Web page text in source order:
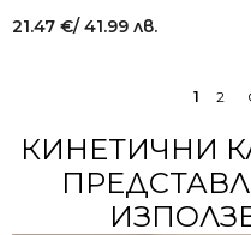
21.47 €/ 41.99 лв.
1 2
КИНЕТИЧНИ